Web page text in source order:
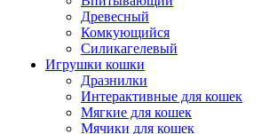
Древесный
Комкующийся
Силикагелевый
Игрушки кошки
Дразнилки
Интерактивные для кошек
Мягкие для кошек
Мячики для кошек